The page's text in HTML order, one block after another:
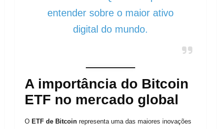
entender sobre o maior ativo
digital do mundo.
A importância do Bitcoin
ETF no mercado global
O ETF de Bitcoin representa uma das maiores inovações